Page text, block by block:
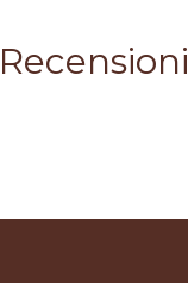
Recensioni